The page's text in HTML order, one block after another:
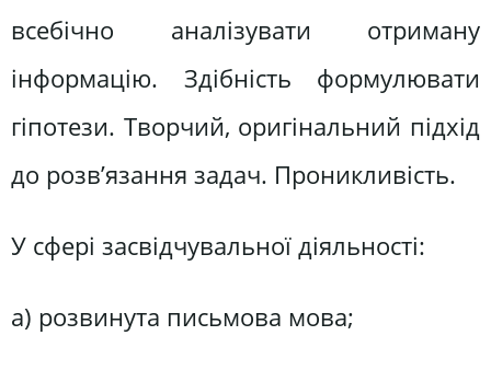
всебічно аналізувати отриману
інформацію. Здібність формулювати
гіпотези. Творчий, оригінальний підхід
до розв’язання задач. Проникливість.
У сфері засвідчувальної діяльності:
а) розвинута письмова мова;